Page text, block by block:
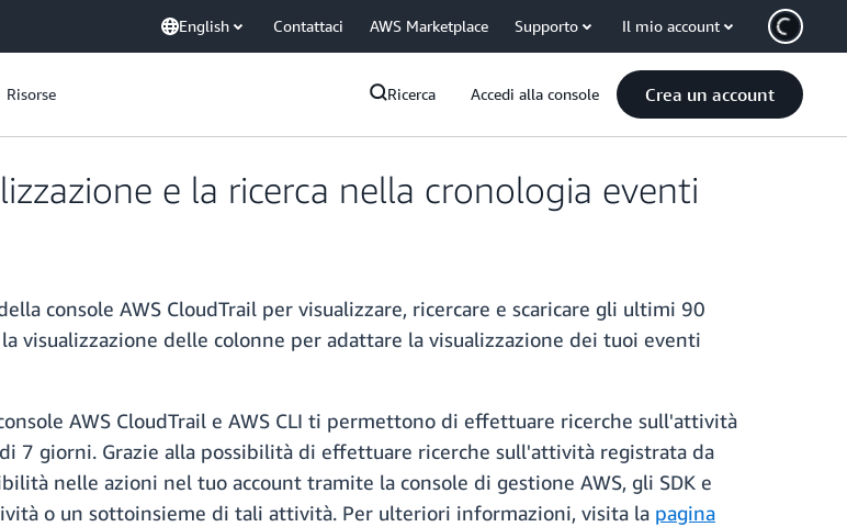
English Contattaci AWS Marketplace Supporto Il mio account
Risorse Ricerca Accedi alla console Crea un account
e la ricerca nella cronologia eventi
console AWS CloudTrail per visualizzare, ricercare e scaricare gli ultimi 90
visualizzazione delle colonne per adattare la visualizzazione dei tuoi eventi
AWS CloudTrail e AWS CLI ti permettono di effettuare ricerche sull'attività
7 giorni. Grazie alla possibilità di effettuare ricerche sull'attività registrata da
nelle azioni nel tuo account tramite la console di gestione AWS, gli SDK e
o un sottoinsieme di tali attività. Per ulteriori informazioni, visita la pagina